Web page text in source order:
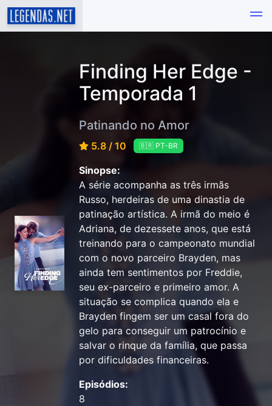
Finding Her Edge -
Temporada 1
Patinando no Amor
5.8 / 10 🇧🇷 PT-BR
Sinopse:
A série acompanha as três irmãs
Russo, herdeiras de uma dinastia de
patinação artística. A irmã do meio é
Adriana, de dezessete anos, que está
treinando para o campeonato mundial
com o novo parceiro Brayden, mas
ainda tem sentimentos por Freddie,
seu ex-parceiro e primeiro amor. A
situação se complica quando ela e
Brayden fingem ser um casal fora do
gelo para conseguir um patrocínio e
salvar o rinque da família, que passa
por dificuldades financeiras.
Episódios:
8